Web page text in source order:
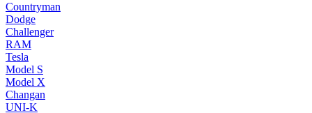
Countryman
Dodge
Challenger
RAM
Tesla
Model S
Model X
Changan
UNI-K